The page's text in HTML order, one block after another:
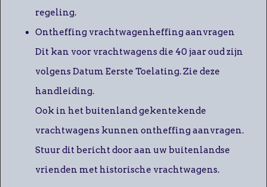
regeling.
Ontheffing vrachtwagenheffing aanvragen
Dit kan voor vrachtwagens die 40 jaar oud zijn
volgens Datum Eerste Toelating. Zie deze
handleiding.
Ook in het buitenland gekentekende
vrachtwagens kunnen ontheffing aanvragen.
Stuur dit bericht door aan uw buitenlandse
vrienden met historische vrachtwagens.